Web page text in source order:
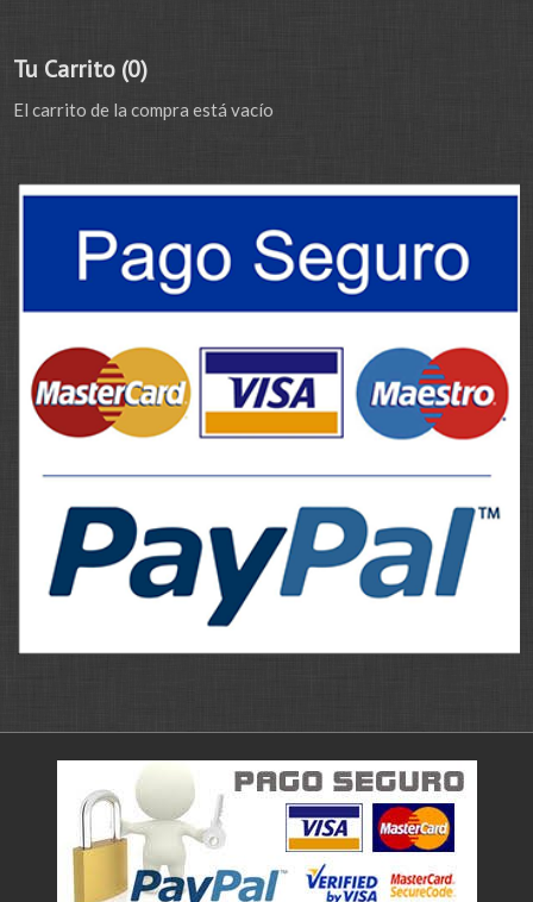
Tu Carrito (0)
El carrito de la compra está vacío